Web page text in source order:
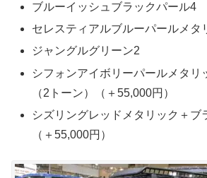
ブルーイッシュブラックパール4
セレスティアルブルーパールメタ
ジャングルグリーン2
シフォンアイボリーパールメタリ
（2トーン）（＋55,000円）
シズリングレッドメタリック＋ブ
（＋55,000円）